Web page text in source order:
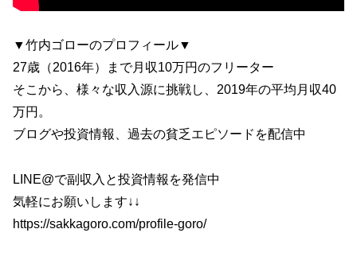
▼竹内ゴローのプロフィール▼
27歳（2016年）まで月収10万円のフリーター
そこから、様々な収入源に挑戦し、2019年の平均月収40
万円。
ブログや投資情報、過去の貧乏エピソードを配信中
LINE@で副収入と投資情報を発信中
気軽にお願いします↓↓
https://sakkagoro.com/profile-goro/